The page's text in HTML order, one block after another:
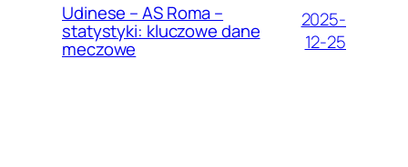
Udinese – AS Roma –
statystyki: kluczowe dane
meczowe
2025-
12-25